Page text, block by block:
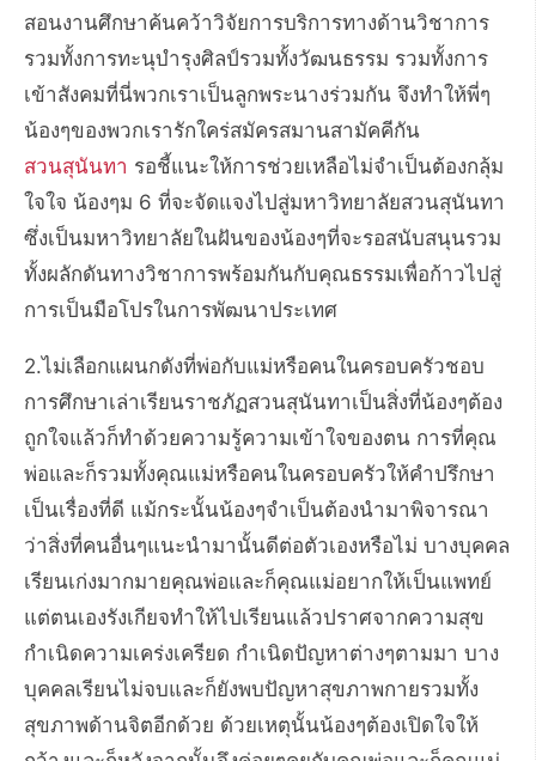
สอนงานศึกษาค้นคว้าวิจัยการบริการทางด้านวิชาการ
รวมทั้งการทะนุบำรุงศิลป์รวมทั้งวัฒนธรรม รวมทั้งการ
เข้าสังคมที่นี่พวกเราเป็นลูกพระนางร่วมกัน จึงทำให้พี่ๆ
น้องๆของพวกเรารักใคร่สมัครสมานสามัคคีกัน
สวนสุนันทา รอชี้แนะให้การช่วยเหลือไม่จำเป็นต้องกลุ้ม
ใจใจ น้องๆม 6 ที่จะจัดแจงไปสู่มหาวิทยาลัยสวนสุนันทา
ซึ่งเป็นมหาวิทยาลัยในฝันของน้องๆที่จะรอสนับสนุนรวม
ทั้งผลักดันทางวิชาการพร้อมกันกับคุณธรรมเพื่อก้าวไปสู่
การเป็นมือโปรในการพัฒนาประเทศ
2.ไม่เลือกแผนกดังที่พ่อกับแม่หรือคนในครอบครัวชอบ
การศึกษาเล่าเรียนราชภัฏสวนสุนันทาเป็นสิ่งที่น้องๆต้อง
ถูกใจแล้วก็ทำด้วยความรู้ความเข้าใจของตน การที่คุณ
พ่อและก็รวมทั้งคุณแม่หรือคนในครอบครัวให้คำปรึกษา
เป็นเรื่องที่ดี แม้กระนั้นน้องๆจำเป็นต้องนำมาพิจารณา
ว่าสิ่งที่คนอื่นๆแนะนำมานั้นดีต่อตัวเองหรือไม่ บางบุคคล
เรียนเก่งมากมายคุณพ่อและก็คุณแม่อยากให้เป็นแพทย์
แต่ตนเองรังเกียจทำให้ไปเรียนแล้วปราศจากความสุข
กำเนิดความเคร่งเครียด กำเนิดปัญหาต่างๆตามมา บาง
บุคคลเรียนไม่จบและก็ยังพบปัญหาสุขภาพกายรวมทั้ง
สุขภาพด้านจิตอีกด้วย ด้วยเหตุนั้นน้องๆต้องเปิดใจให้